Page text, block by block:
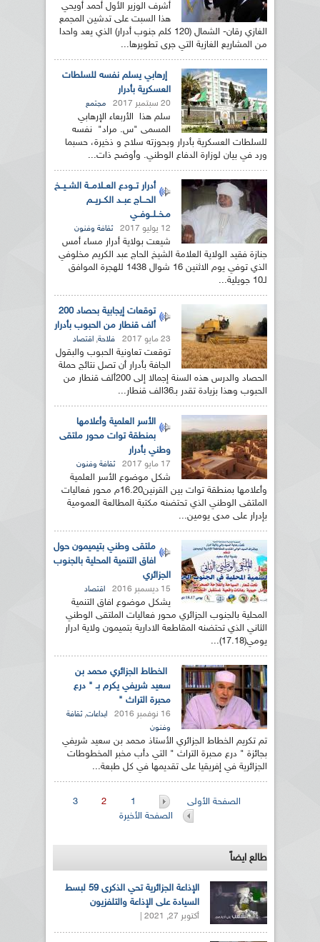
أشرف الوزير الأول أحمد أويحي
هذا السبت على تدشين المجمع
الغازي رقان- الشمال (120 كلم جنوب أدرار) الذي يعد واحدا
من المشاريع الغازية التي جرى تطويرها...
إرهابي يسلم نفسه للسلطات
العسكرية بأدرار
20 سبتمبر 2017 مجتمع
سلم هذا الأربعاء الإرهابي
المسمى "س. مراد" نفسه
للسلطات العسكرية بأدرار وبحوزته سلاح و ذخيرة، حسبما
ورد في بيان لوزارة الدفاع الوطني. وأوضح ذات...
أدرار تــودع العــلامــة الشــيــخ
الحـــاج عبــد الكــريــم
مـخــلــوفــي
12 يوليو 2017 ثقافة وفنون
شيعت بولاية أدرار مساء أمس
جنازة فقيد الولاية العلامة الشيخ الحاج عبد الكريم مخلوفي
الذي توفي يوم الاثنين 16 شوال 1438 للهجرة الموافق
لـ10 جويلية...
توقعات إيجابية بحصاد 200
ألف قنطار من الحبوب بأدرار
23 مايو 2017 فلاحة, اقتصاد
توقعت تعاونية الحبوب والبقول
الجافة بأدرار أن تصل نتائج حملة
الحصاد والدرس هذه السنة إجمالا إلى 200ألف قنطار من
الحبوب وهذا بزيادة تقدر بـ36الف قنطار...
الأسر العلمية وأعلامها
بمنطقة توات محور ملتقى
وطني بأدرار
17 مايو 2017 ثقافة وفنون
شكل موضوع الأسر العلمية
وأعلامها بمنطقة توات بين القرنين16.20م محور فعاليات
الملتقى الوطني الذي تحتضنه مكتبة المطالعة العمومية
بإدرار على مدى يومين...
ملتقى وطني بتيميمون حول
افاق التنمية المحلية بالجنوب
الجزائري
15 ديسمبر 2016 اقتصاد
يشكل موضوع افاق التنمية
المحلية بالجنوب الجزائري محور فعاليات الملتقى الوطني
الثاني الذي تحتضنه المقاطعة الادارية بتميمون ولاية ادرار
يومي(17.18)...
الخطاط الجزائري محمد بن
سعيد شريفي يكرم بـ " درع
محبرة التراث "
16 نوفمبر 2016 ابداعات,ثقافة
وفنون
تم تكريم الخطاط الجزائري الأستاذ محمد بن سعيد شريفي
بجائزة " درع محبرة التراث " التي دأب مخبر المخطوطات
الجزائرية في إفريقيا على تقديمها في كل طبعة...
الصفحات
الصفحة الأولى 1
2
3
الصفحة الأخيرة
طالع ايضاً
الإذاعة الجزائرية تحي الذكرى 59 لبسط
السيادة على الإذاعة والتلفزيون
أكتوبر 27, 2021 |